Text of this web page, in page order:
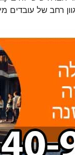
רחב של עובדים